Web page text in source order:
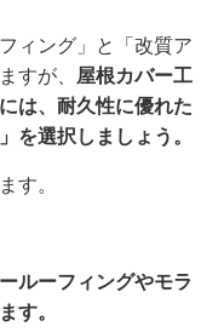
ィング」と「改質ア
すが、 屋根カバー工
は、耐久性に優れた
を選択しましょう。
す。
ルーフィングやモラ
す。